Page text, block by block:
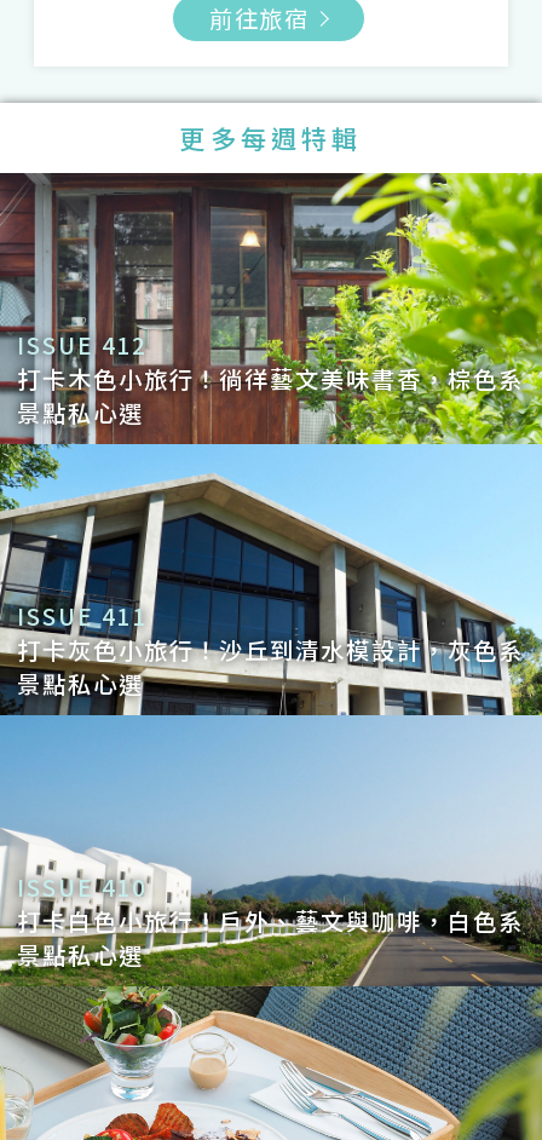
前往旅宿
更多每週特輯
ISSUE 412
打卡木色小旅行！徜徉藝文美味書香，棕色系
景點私心選
ISSUE 411
打卡灰色小旅行！沙丘到清水模設計，灰色系
景點私心選
ISSUE 410
打卡白色小旅行！戶外、藝文與咖啡，白色系
景點私心選